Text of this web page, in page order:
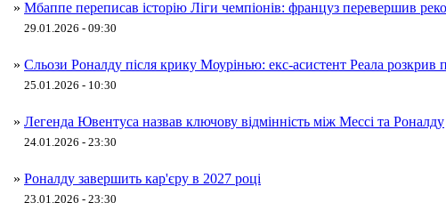
» Мбаппе переписав історію Ліги чемпіонів: француз перевершив
29.01.2026 - 09:30
» Сльози Роналду після крику Моурінью: екс-асистент Реала розкрив
25.01.2026 - 10:30
» Легенда Ювентуса назвав ключову відмінність між Мессі та Роналду
24.01.2026 - 23:30
» Роналду завершить кар'єру в 2027 році
23.01.2026 - 23:30